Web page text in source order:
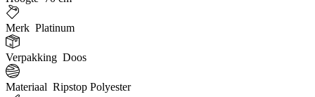
Merk Platinum
Verpakking Doos
Materiaal Ripstop Polyester